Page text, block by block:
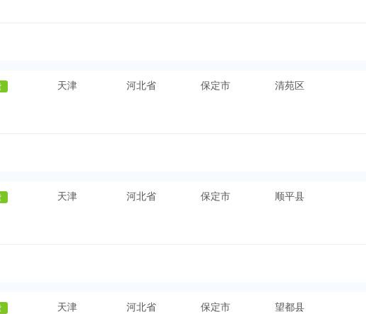
天津 河北省 保定市 清苑区
天津 河北省 保定市 顺平县
天津 河北省 保定市 望都县